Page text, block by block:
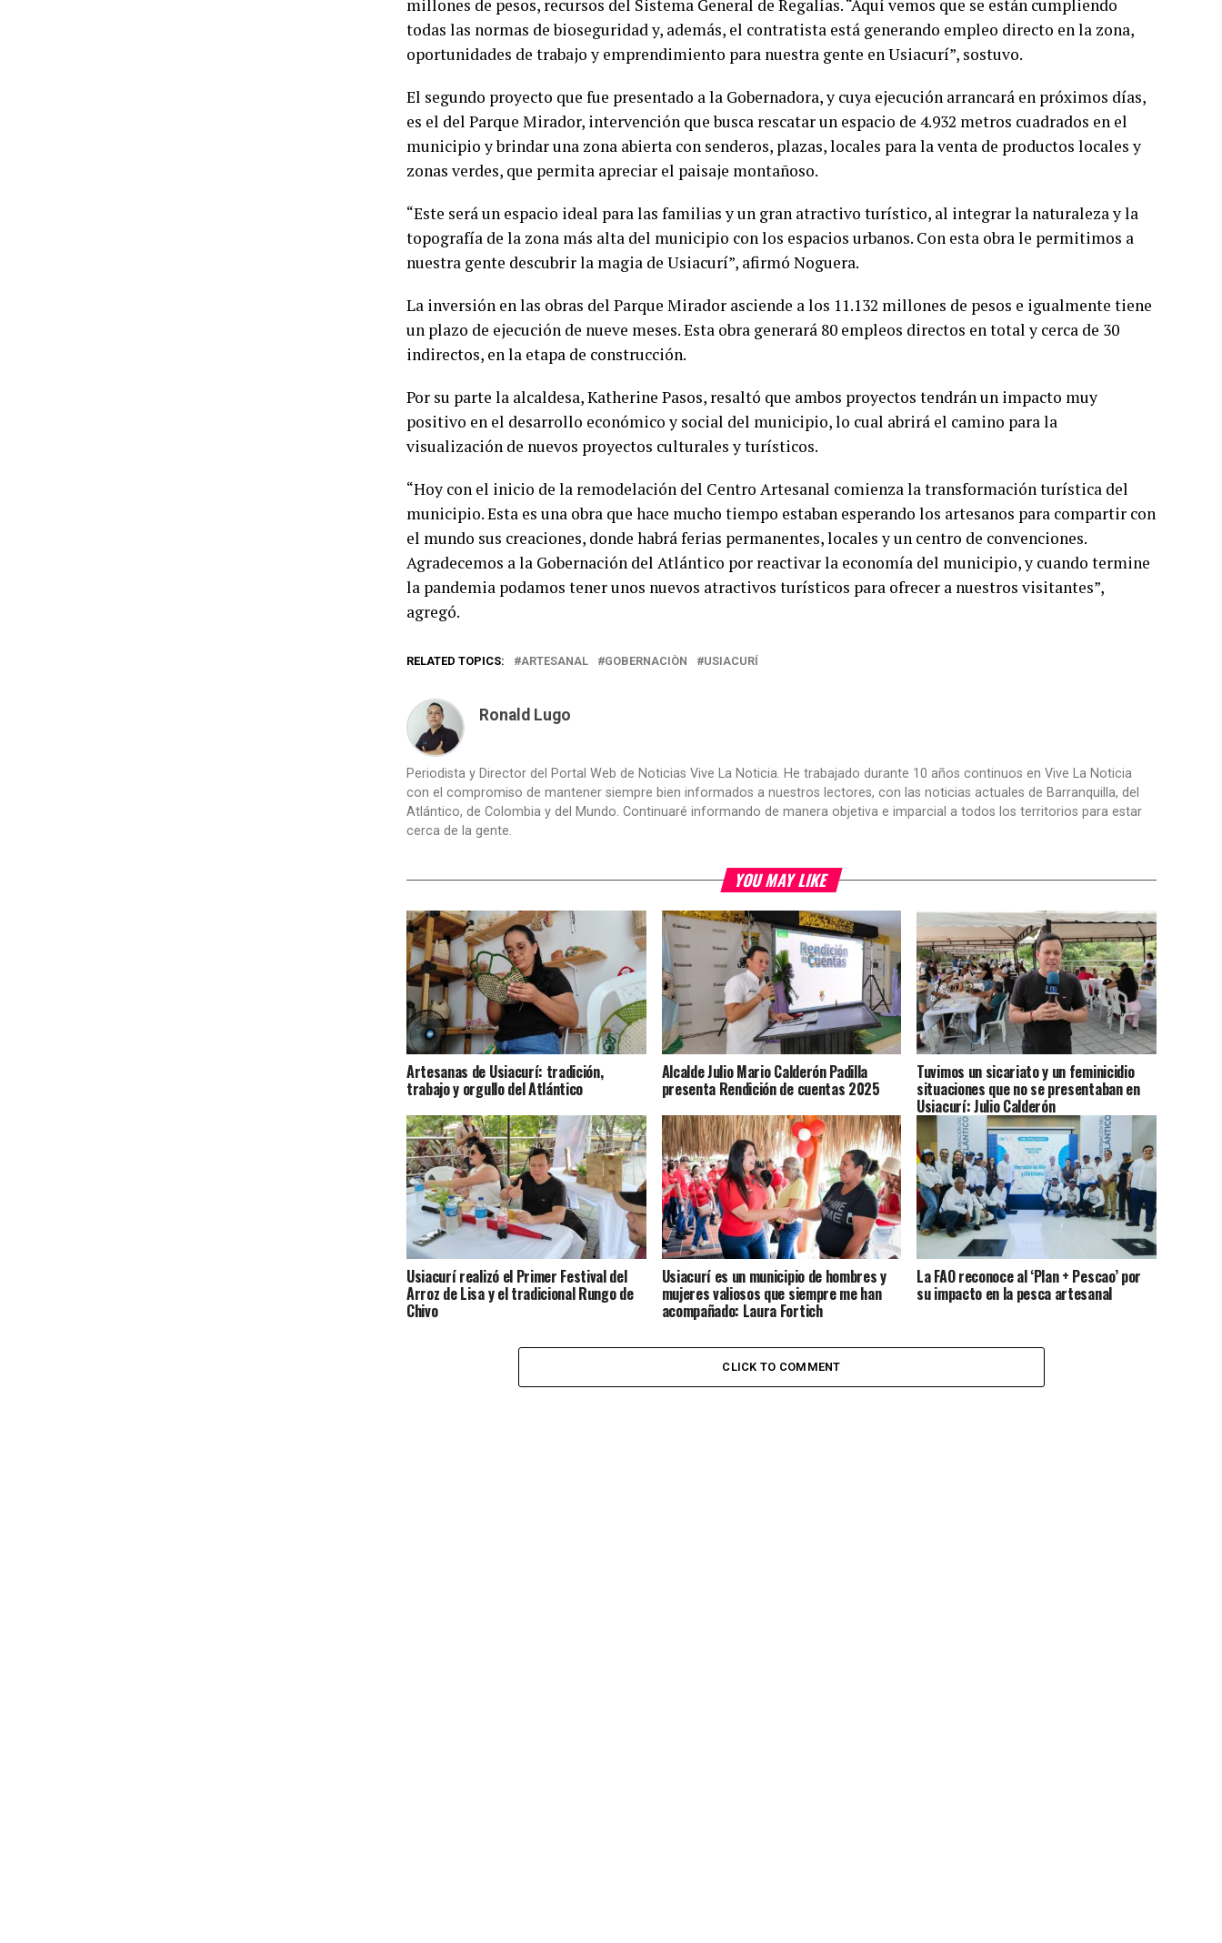
millones de pesos, recursos del Sistema General de Regalías. “Aquí vemos que se están cumpliendo
todas las normas de bioseguridad y, además, el contratista está generando empleo directo en la zona,
oportunidades de trabajo y emprendimiento para nuestra gente en Usiacurí”, sostuvo.
El segundo proyecto que fue presentado a la Gobernadora, y cuya ejecución arrancará en próximos días,
es el del Parque Mirador, intervención que busca rescatar un espacio de 4.932 metros cuadrados en el
municipio y brindar una zona abierta con senderos, plazas, locales para la venta de productos locales y
zonas verdes, que permita apreciar el paisaje montañoso.
“Este será un espacio ideal para las familias y un gran atractivo turístico, al integrar la naturaleza y la
topografía de la zona más alta del municipio con los espacios urbanos. Con esta obra le permitimos a
nuestra gente descubrir la magia de Usiacurí”, afirmó Noguera.
La inversión en las obras del Parque Mirador asciende a los 11.132 millones de pesos e igualmente tiene
un plazo de ejecución de nueve meses. Esta obra generará 80 empleos directos en total y cerca de 30
indirectos, en la etapa de construcción.
Por su parte la alcaldesa, Katherine Pasos, resaltó que ambos proyectos tendrán un impacto muy
positivo en el desarrollo económico y social del municipio, lo cual abrirá el camino para la
visualización de nuevos proyectos culturales y turísticos.
“Hoy con el inicio de la remodelación del Centro Artesanal comienza la transformación turística del
municipio. Esta es una obra que hace mucho tiempo estaban esperando los artesanos para compartir con
el mundo sus creaciones, donde habrá ferias permanentes, locales y un centro de convenciones.
Agradecemos a la Gobernación del Atlántico por reactivar la economía del municipio, y cuando termine
la pandemia podamos tener unos nuevos atractivos turísticos para ofrecer a nuestros visitantes”,
agregó.
RELATED TOPICS: ARTESANAL GOBERNACIÒN USIACURÍ
Ronald Lugo
Periodista y Director del Portal Web de Noticias Vive La Noticia. He trabajado durante 10 años continuos en Vive La Noticia
con el compromiso de mantener siempre bien informados a nuestros lectores, con las noticias actuales de Barranquilla, del
Atlántico, de Colombia y del Mundo. Continuaré informando de manera objetiva e imparcial a todos los territorios para estar
cerca de la gente.
YOU MAY LIKE
Artesanas de Usiacurí: tradición,
trabajo y orgullo del Atlántico
Alcalde Julio Mario Calderón Padilla
presenta Rendición de cuentas 2025
Tuvimos un sicariato y un feminicidio
situaciones que no se presentaban en
Usiacurí: Julio Calderón
Usiacurí realizó el Primer Festival del
Arroz de Lisa y el tradicional Rungo de
Chivo
Usiacurí es un municipio de hombres y
mujeres valiosos que siempre me han
acompañado: Laura Fortich
La FAO reconoce al ‘Plan + Pescao’ por
su impacto en la pesca artesanal
CLICK TO COMMENT